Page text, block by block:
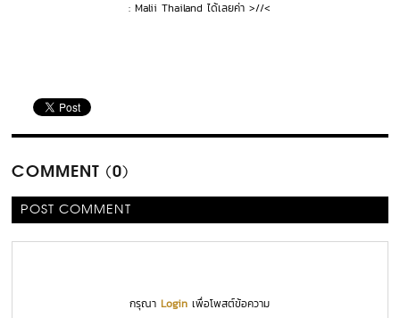
: Malii Thailand ได้เลยค่า >//<
COMMENT (0)
POST COMMENT
กรุณาLogin เพื่อโพสต์ข้อความ